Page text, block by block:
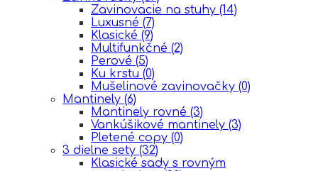
Zavinovacie na stuhy (14)
Luxusné (7)
Klasické (9)
Multifunkčné (2)
Perové (5)
Ku krstu (0)
Mušelinové zavinovačky (0)
Mantinely (6)
Mantinely rovné (3)
Vankúšikové mantinely (3)
Pletené copy (0)
3 dielne sety (32)
Klasické sady s rovným